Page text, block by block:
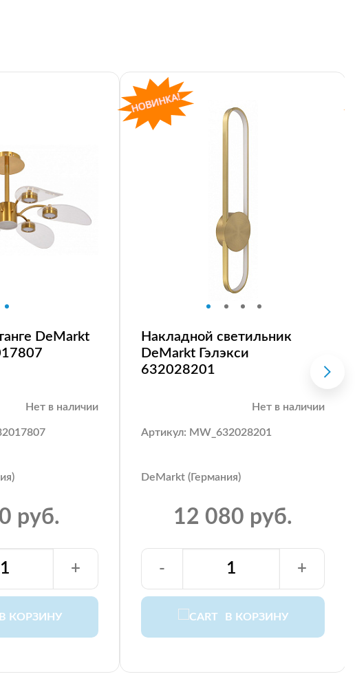
DeMarkt
Нет в наличии
руб.
В КОРЗИНУ
+
Накладной светильник
DeMarkt Гэлэкси
632028201
Нет в наличии
Артикул: MW_632028201
DeMarkt (Германия)
12 080 руб.
В КОРЗИНУ
- +